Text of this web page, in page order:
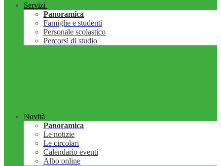
Servizi
Panoramica
Famiglie e studenti
Personale scolastico
Percorsi di studio
Novità
Panoramica
Le notizie
Le circolari
Calendario eventi
Albo online